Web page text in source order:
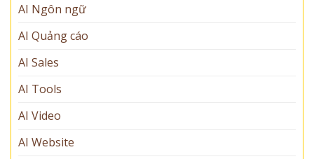
AI Ngôn ngữ
AI Quảng cáo
AI Sales
AI Tools
AI Video
AI Website